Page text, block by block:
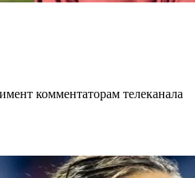
комментаторам телеканала